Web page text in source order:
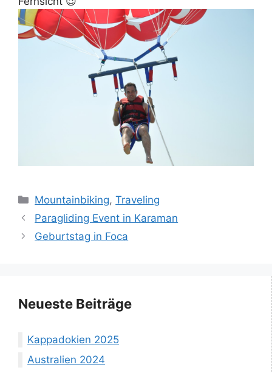
Kategorien
Mountainbiking,Traveling
Paragliding Event in Karaman
Geburtstag in Foca
Neueste Beiträge
Kappadokien 2025
Australien 2024